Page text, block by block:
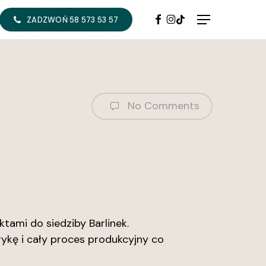
ZADZWOŃ 58 573 53 57 Menu
FACEBOOK
INSTAGRAM
TIKTOK
No Comments
do siedziby Barlinek.
i cały proces produkcyjny co